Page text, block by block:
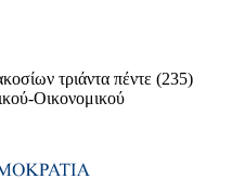
τριάντα πέντε (235)
Οικονομικού